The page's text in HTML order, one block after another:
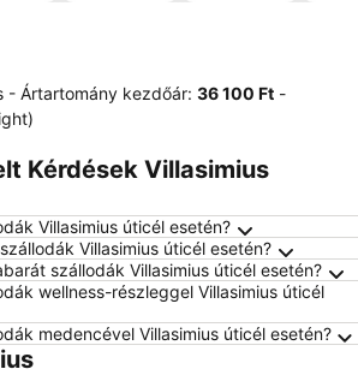
- Ártartomány kezdőár: ‎36 100 Ft -
Kérdések Villasimius
Villasimius úticél esetén?
Villasimius úticél esetén?
szállodák Villasimius úticél esetén?
wellness-részleggel Villasimius úticél
medencével Villasimius úticél esetén?